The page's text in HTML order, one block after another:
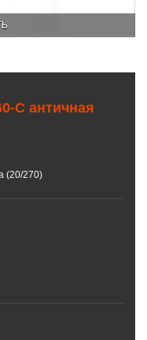
С античная
(20/270)